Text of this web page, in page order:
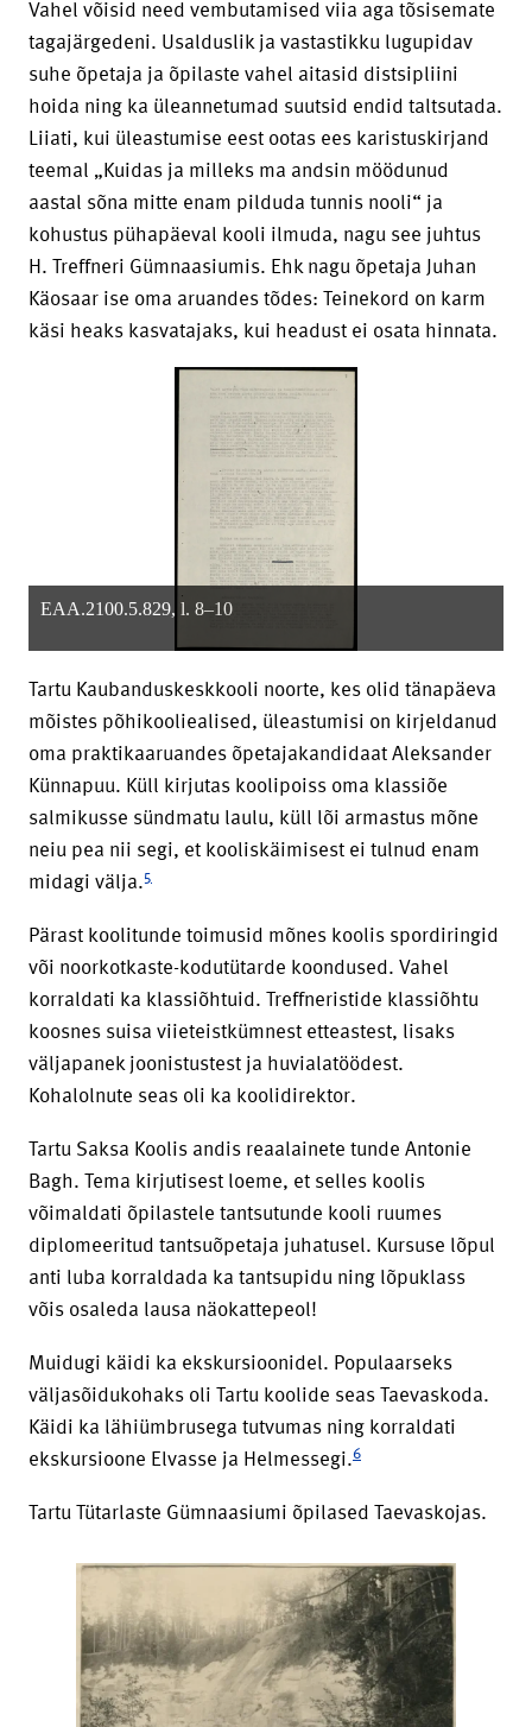
Vahel võisid need vembutamised viia aga tõsisemate
tagajärgedeni. Usalduslik ja vastastikku lugupidav
suhe õpetaja ja õpilaste vahel aitasid distsipliini
hoida ning ka üleannetumad suutsid endid taltsutada.
Liiati, kui üleastumise eest ootas ees karistuskirjand
teemal „Kuidas ja milleks ma andsin möödunud
aastal sõna mitte enam pilduda tunnis nooli“ ja
kohustus pühapäeval kooli ilmuda, nagu see juhtus
H. Treffneri Gümnaasiumis. Ehk nagu õpetaja Juhan
Käosaar ise oma aruandes tõdes: Teinekord on karm
käsi heaks kasvatajaks, kui headust ei osata hinnata.
EAA.2100.5.829, l. 8–10
Tartu Kaubanduskeskkooli noorte, kes olid tänapäeva
mõistes põhikooliealised, üleastumisi on kirjeldanud
oma praktikaaruandes õpetajakandidaat Aleksander
Künnapuu. Küll kirjutas koolipoiss oma klassiõe
salmikusse sündmatu laulu, küll lõi armastus mõne
neiu pea nii segi, et kooliskäimisest ei tulnud enam
midagi välja.5
Pärast koolitunde toimusid mõnes koolis spordiringid
või noorkotkaste-kodutütarde koondused. Vahel
korraldati ka klassiõhtuid. Treffneristide klassiõhtu
koosnes suisa viieteistkümnest etteastest, lisaks
väljapanek joonistustest ja huvialatöödest.
Kohalolnute seas oli ka koolidirektor.
Tartu Saksa Koolis andis reaalainete tunde Antonie
Bagh. Tema kirjutisest loeme, et selles koolis
võimaldati õpilastele tantsutunde kooli ruumes
diplomeeritud tantsuõpetaja juhatusel. Kursuse lõpul
anti luba korraldada ka tantsupidu ning lõpuklass
võis osaleda lausa näokattepeol!
Muidugi käidi ka ekskursioonidel. Populaarseks
väljasõidukohaks oli Tartu koolide seas Taevaskoda.
Käidi ka lähiümbrusega tutvumas ning korraldati
ekskursioone Elvasse ja Helmessegi.6
Tartu Tütarlaste Gümnaasiumi õpilased Taevaskojas.